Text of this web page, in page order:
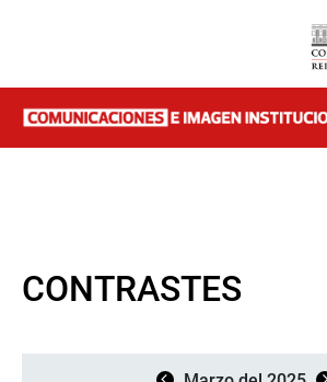
CONTRASTES